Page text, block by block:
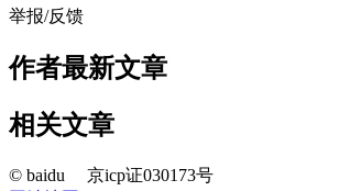
举报/反馈
作者最新文章
相关文章
© baidu
京icp证030173号